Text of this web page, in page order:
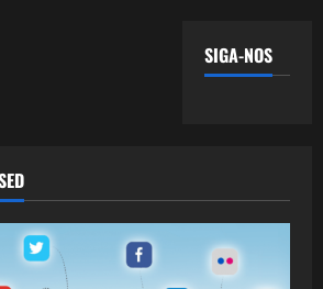
SIGA-NOS